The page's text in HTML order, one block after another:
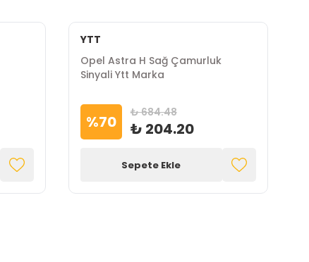
YTT
Opel Astra H Sağ Çamurluk
Sinyali Ytt Marka
%70 ₺ 684.48
₺ 204.20
Sepete Ekle